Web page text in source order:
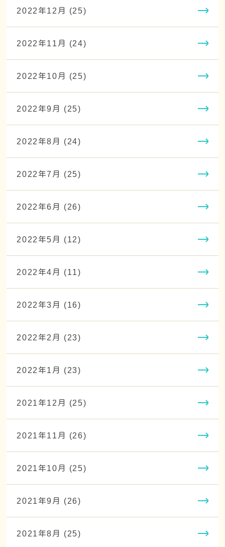
2022年12月 (25)
2022年11月 (24)
2022年10月 (25)
2022年9月 (25)
2022年8月 (24)
2022年7月 (25)
2022年6月 (26)
2022年5月 (12)
2022年4月 (11)
2022年3月 (16)
2022年2月 (23)
2022年1月 (23)
2021年12月 (25)
2021年11月 (26)
2021年10月 (25)
2021年9月 (26)
2021年8月 (25)